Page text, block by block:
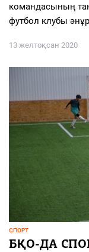
командасының
футбол клубы
13 желтоқсан 2020
СПОРТ
БҚО-ДА